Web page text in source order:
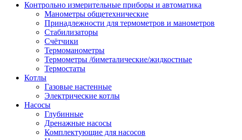
Контрольно измерительные приборы и автоматика
Манометры общетехнические
Принадлежности для термометров и манометров
Стабилизаторы
Счётчики
Термоманометры
Термометры /биметалические/жидкостные
Термостаты
Котлы
Газовые настенные
Электрические котлы
Насосы
Глубинные
Дренажные насосы
Комплектующие для насосов